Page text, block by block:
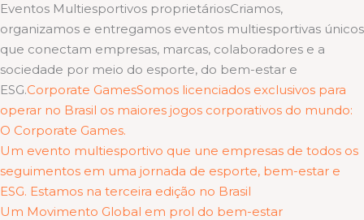
Eventos Multiesportivos proprietáriosCriamos,
organizamos e entregamos eventos multiesportivas únicos
que conectam empresas, marcas, colaboradores e a
sociedade por meio do esporte, do bem-estar e
ESG.Corporate GamesSomos licenciados exclusivos para
operar no Brasil os maiores jogos corporativos do mundo:
O Corporate Games.
Um evento multiesportivo que une empresas de todos os
seguimentos em uma jornada de esporte, bem-estar e
ESG. Estamos na terceira edição no Brasil
Um Movimento Global em prol do bem-estar